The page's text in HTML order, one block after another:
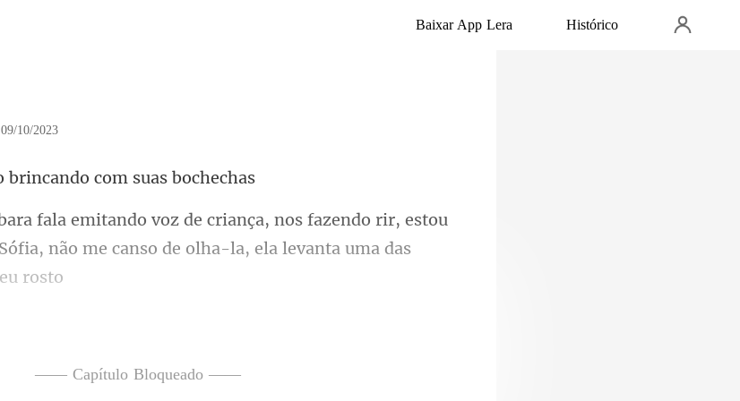
Baixar App Lera Histórico
10/2023
brincando
fazendo rir, estou
não me canso
—— Capítulo Bloqueado ——